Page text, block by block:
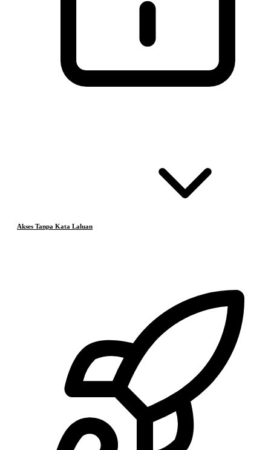
Akses Tanpa Kata Laluan